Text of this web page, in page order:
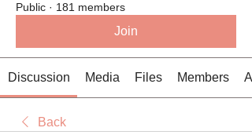
Public · 181 members
Join
Discussion Media Files Members
Back